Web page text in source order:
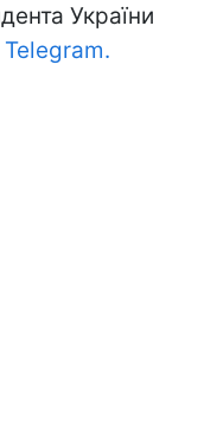
України
Telegram.